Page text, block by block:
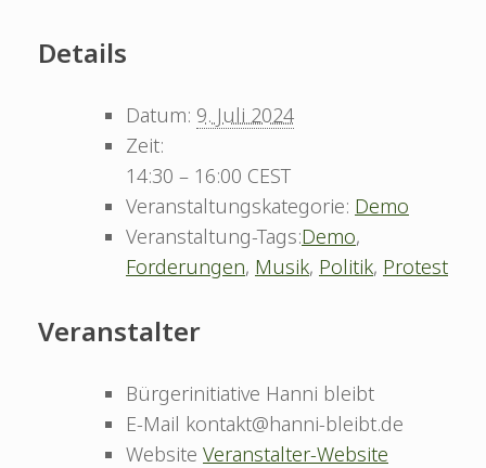
Details
Datum: 9. Juli 2024
Zeit:
14:30 – 16:00 CEST
Veranstaltungskategorie: Demo
Veranstaltung-Tags:Demo,
Forderungen, Musik, Politik, Protest
Veranstalter
Bürgerinitiative Hanni bleibt
E-Mail kontakt@hanni-bleibt.de
Website Veranstalter-Website